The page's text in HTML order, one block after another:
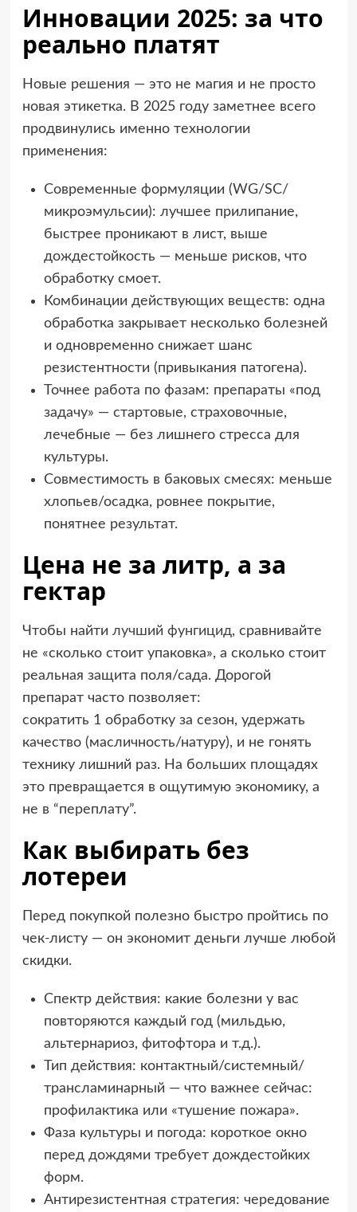
Инновации 2025: за что
реально платят
Новые решения — это не магия и не просто
новая этикетка. В 2025 году заметнее всего
продвинулись именно технологии
применения:
Современные формуляции (WG/SC/
микроэмульсии): лучшее прилипание,
быстрее проникают в лист, выше
дождестойкость — меньше рисков, что
обработку смоет.
Комбинации действующих веществ: одна
обработка закрывает несколько болезней
и одновременно снижает шанс
резистентности (привыкания патогена).
Точнее работа по фазам: препараты «под
задачу» — стартовые, страховочные,
лечебные — без лишнего стресса для
культуры.
Совместимость в баковых смесях: меньше
хлопьев/осадка, ровнее покрытие,
понятнее результат.
Цена не за литр, а за
гектар
Чтобы найти лучший фунгицид, сравнивайте
не «сколько стоит упаковка», а сколько стоит
реальная защита поля/сада. Дорогой
препарат часто позволяет:
сократить 1 обработку за сезон, удержать
качество (масличность/натуру), и не гонять
технику лишний раз. На больших площадях
это превращается в ощутимую экономику, а
не в “переплату”.
Как выбирать без
лотереи
Перед покупкой полезно быстро пройтись по
чек-листу — он экономит деньги лучше любой
скидки.
Спектр действия: какие болезни у вас
повторяются каждый год (мильдью,
альтернариоз, фитофтора и т.д.).
Тип действия: контактный/системный/
трансламинарный — что важнее сейчас:
профилактика или «тушение пожара».
Фаза культуры и погода: короткое окно
перед дождями требует дождестойких
форм.
Антирезистентная стратегия: чередование